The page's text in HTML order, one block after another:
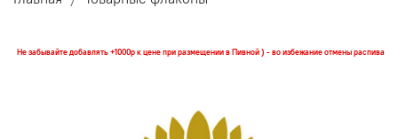
Не забывайте добавлять +1000р к цене при размещении в Пивной ) - во избежание отмены распива